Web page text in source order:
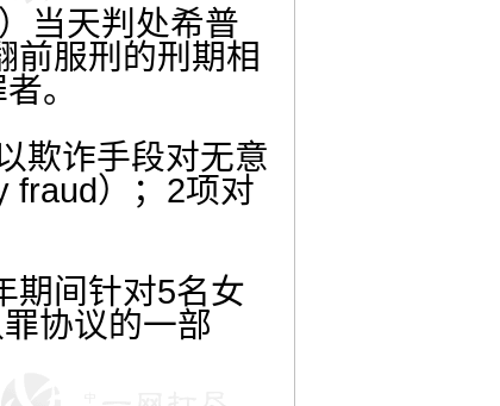
当天判处希普
服刑的刑期相
。
欺诈手段对无意
fraud）；2项对
期间针对5名女
协议的一部